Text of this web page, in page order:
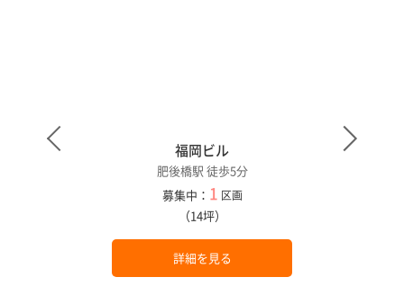
福岡ビル
肥後橋駅 徒歩5分
募集中： 1 区画
（14坪）
詳細を見る